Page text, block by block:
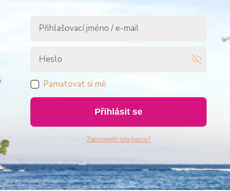
Pamatovat si mě
Přihlásit se
Zapomněli jste heslo?